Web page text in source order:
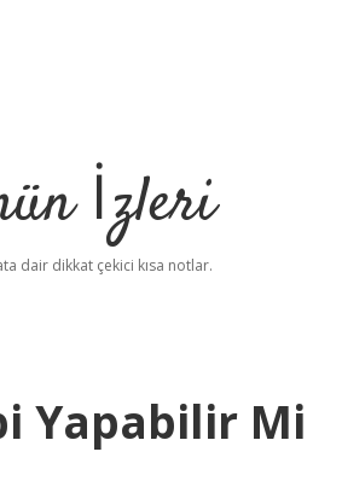
İzleri
dair dikkat çekici kısa notlar.
Yapabilir Mibetci